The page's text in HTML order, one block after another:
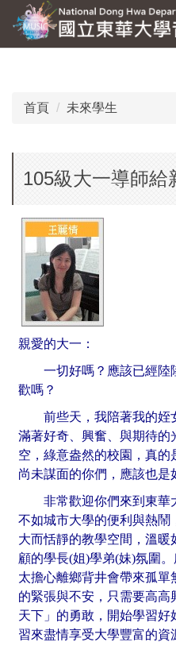
到
主
首頁 未來學生
105級大一導師給
親愛的大一：
一切好嗎？應該已經陸
歡嗎？
前些天，我陪著我的姪
滿著好奇、興奮、與期待的
空，綠意盎然的校園，真
尚未謀面的你們，應該也是
非常歡迎你們來到東華
不如城市大學的便利與熱
大而恬靜的教學空間，溫
顧的學長(姐)學弟(妹)氛圍
太擔心離鄉背井會帶來孤
的緊張與不安，只需要高高
天下」的勇敢，開始學習
習來盡情享受大學豐富的